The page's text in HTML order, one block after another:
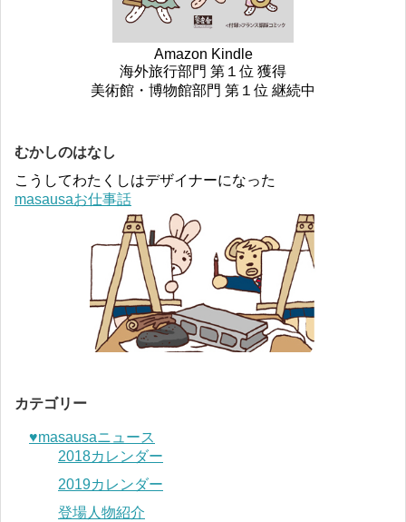
Amazon Kindle
海外旅行部門 第１位 獲得
美術館・博物館部門 第１位 継続中
むかしのはなし
こうしてわたくしはデザイナーになった
masausaお仕事話
カテゴリー
♥︎masausaニュース
2018カレンダー
2019カレンダー
登場人物紹介